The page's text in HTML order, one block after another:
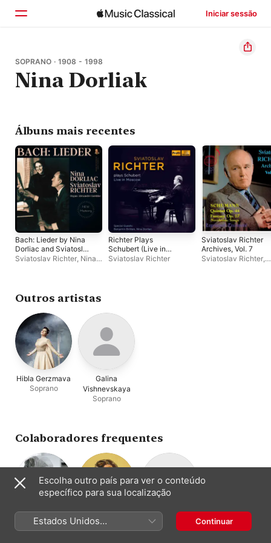
Iniciar sessão
Início
Explorar
SOPRANO · 1908 - 1998
Nina Dorliak
Álbuns mais recentes
Bach: Lieder by Nina
Dorliac and Sviatoslav
Richter (Remastered
Sviatoslav Richter, Nina
Richter Plays
Schubert (Live in
Moscow)
Sviatoslav Richter
Sviatoslav Richter
Archives, Vol. 7
Sviatoslav Richter,
Outros artistas
Hibla Gerzmava
Soprano
Galina
Vishnevskaya
Soprano
Colaboradores frequentes
Sviatoslav
Richter
Dmitri
Shostakovich
Dolukhanova
Escolha outro país para ver o conteúdo
específico para sua localização
Estados Unidos
(Português Brasil)
Continuar